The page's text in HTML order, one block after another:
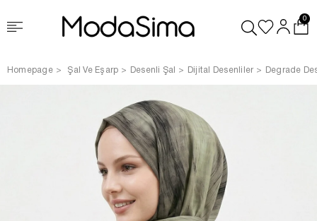
0
Homepage Şal Ve Eşarp Desenli Şal Dijital Desenliler Degrade